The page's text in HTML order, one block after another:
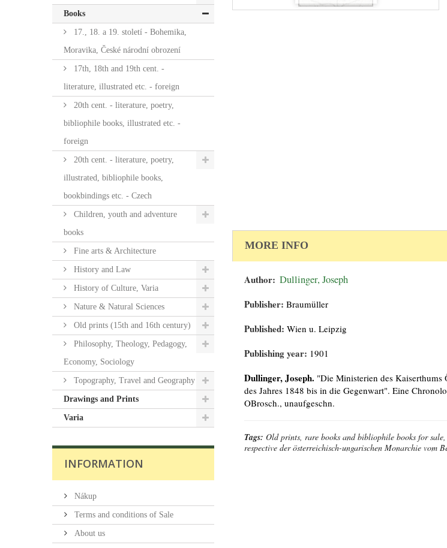
Books
17., 18. a 19. století - Bohemika,
Moravika, České národní obrození
17th, 18th and 19th cent. -
literature, illustrated etc. - foreign
20th cent. - literature, poetry,
bibliophile books, illustrated etc. -
foreign
20th cent. - literature, poetry,
illustrated, bibliophile books,
bookbindings etc. - Czech
Children, youth and adventure
books
Fine arts & Architecture
History and Law
History of Culture, Varia
Nature & Natural Sciences
Old prints (15th and 16th century)
Philosophy, Theology, Pedagogy,
Economy, Sociology
Topography, Travel and Geography
Drawings and Prints
Varia
INFORMATION
Nákup
Terms and conditions of Sale
About us
MORE INFO
Author: Dullinger, Joseph
Publisher: Braumüller
Published: Wien u. Leipzig
Publishing year: 1901
Dullinger, Joseph. "Die Ministerien des Kaiserthums
des Jahres 1848 bis in die Gegenwart". Eine
OBrosch., unaufgeschn.
Tags: Old prints, rare books and bibliophile books for
respective der österreichisch-ungarischen Monarchie vom